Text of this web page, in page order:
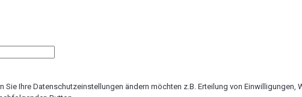
Sie Ihre Datenschutzeinstellungen ändern möchten z.B. Erteilung von